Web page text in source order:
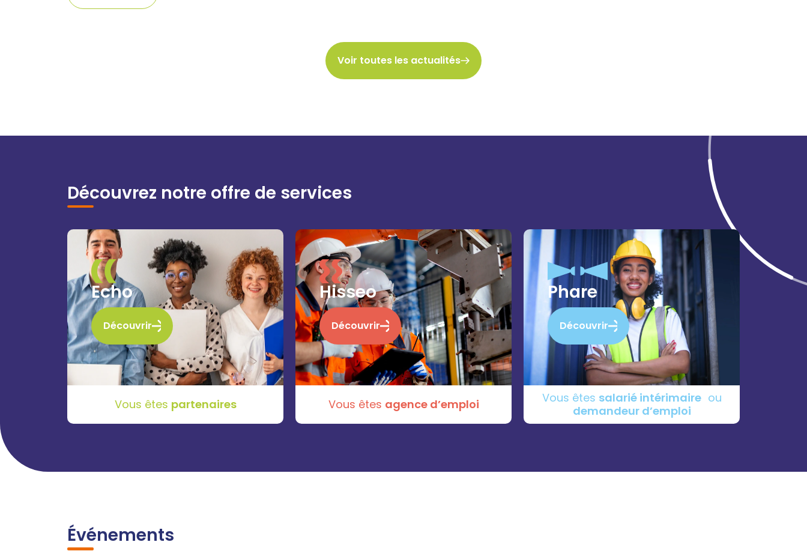
Voir toutes les actualités
Découvrez notre offre de services
Echo
Découvrir
Vous êtes partenaires
Hisseo
Découvrir
Vous êtes agence d’emploi
Phare
Découvrir
Vous êtes salarié intérimaireou
demandeur d’emploi
Événements